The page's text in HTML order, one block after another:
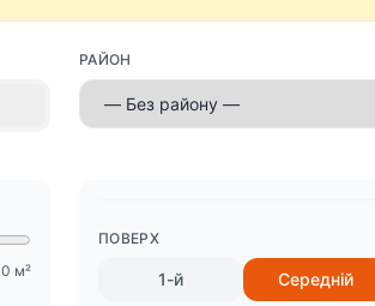
РАЙОН
м²
ПОВЕРХ
1-й Середній